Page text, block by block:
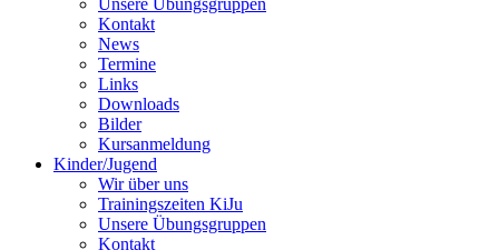
Kontakt
News
Termine
Links
Downloads
Bilder
Kursanmeldung
Kinder/Jugend
Wir über uns
Trainingszeiten KiJu
Unsere Übungsgruppen
Kontakt